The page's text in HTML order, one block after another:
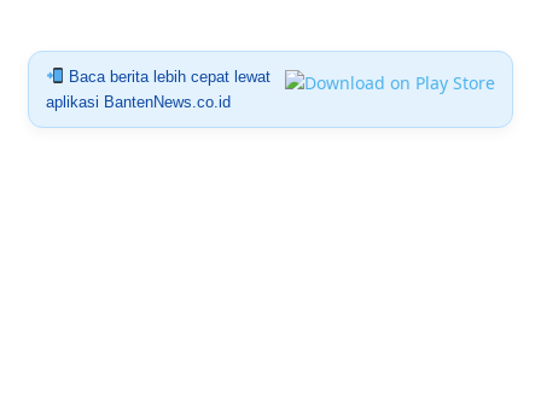
Baca berita lebih cepat lewat
aplikasi BantenNews.co.id